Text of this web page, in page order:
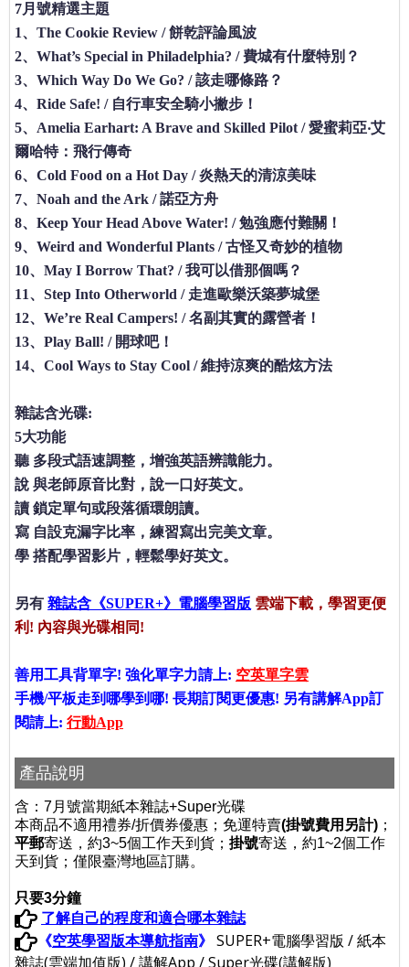
7月號精選主題
1、The Cookie Review / 餅乾評論風波
2、What’s Special in Philadelphia? / 費城有什麼特別？
3、Which Way Do We Go? / 該走哪條路？
4、Ride Safe! / 自行車安全騎小撇步！
5、Amelia Earhart: A Brave and Skilled Pilot / 愛蜜莉亞‧艾
爾哈特：飛行傳奇
6、Cold Food on a Hot Day / 炎熱天的清涼美味
7、Noah and the Ark / 諾亞方舟
8、Keep Your Head Above Water! / 勉強應付難關！
9、Weird and Wonderful Plants / 古怪又奇妙的植物
10、May I Borrow That? / 我可以借那個嗎？
11、Step Into Otherworld / 走進歐樂沃築夢城堡
12、We’re Real Campers! / 名副其實的露營者！
13、Play Ball! / 開球吧！
14、Cool Ways to Stay Cool / 維持涼爽的酷炫方法
雜誌含光碟:
5大功能
聽 多段式語速調整，增強英語辨識能力。
說 與老師原音比對，說一口好英文。
讀 鎖定單句或段落循環朗讀。
寫 自設克漏字比率，練習寫出完美文章。
學 搭配學習影片，輕鬆學好英文。
另有 雜誌含《SUPER+》電腦學習版 雲端下載，學習更便
利! 內容與光碟相同!
善用工具背單字! 強化單字力請上: 空英單字雲
手機/平板走到哪學到哪! 長期訂閱更優惠! 另有講解App訂
閱請上: 行動App
產品說明
含：7月號當期紙本雜誌+Super光碟
本商品不適用禮券/折價券優惠；免運特賣(掛號費用另計) ；
平郵寄送，約3~5個工作天到貨； 掛號寄送，約1~2個工作
天到貨；僅限臺灣地區訂購。
只要3分鐘
了解自己的程度和適合哪本雜誌
《空英學習版本導航指南》 SUPER+電腦學習版 / 紙本
雜誌(雲端加值版) / 講解App / Super光碟(講解版)